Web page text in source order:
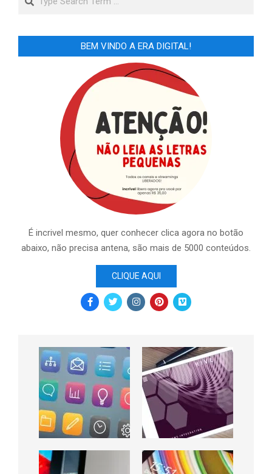
BEM VINDO A ERA DIGITAL!
É incrivel mesmo, quer conhecer clica agora no botão
abaixo, não precisa antena, são mais de 5000 conteúdos.
CLIQUE AQUI